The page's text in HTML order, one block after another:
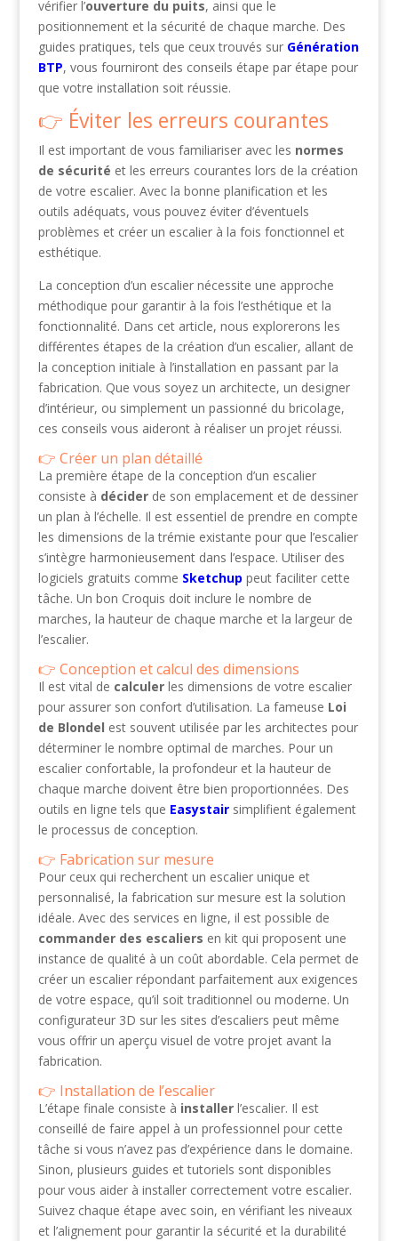
vérifier l’ouverture du puits, ainsi que le
positionnement et la sécurité de chaque marche. Des
guides pratiques, tels que ceux trouvés sur Génération
BTP, vous fourniront des conseils étape par étape pour
que votre installation soit réussie.
Éviter les erreurs courantes
Il est important de vous familiariser avec les normes
de sécurité et les erreurs courantes lors de la création
de votre escalier. Avec la bonne planification et les
outils adéquats, vous pouvez éviter d’éventuels
problèmes et créer un escalier à la fois fonctionnel et
esthétique.
La conception d’un escalier nécessite une approche
méthodique pour garantir à la fois l’esthétique et la
fonctionnalité. Dans cet article, nous explorerons les
différentes étapes de la création d’un escalier, allant de
la conception initiale à l’installation en passant par la
fabrication. Que vous soyez un architecte, un designer
d’intérieur, ou simplement un passionné du bricolage,
ces conseils vous aideront à réaliser un projet réussi.
Créer un plan détaillé
La première étape de la conception d’un escalier
consiste à déciderde son emplacement et de dessiner
un plan à l’échelle. Il est essentiel de prendre en compte
les dimensions de la trémie existante pour que l’escalier
s’intègre harmonieusement dans l’espace. Utiliser des
logiciels gratuits comme Sketchup peut faciliter cette
tâche. Un bon Croquis doit inclure le nombre de
marches, la hauteur de chaque marche et la largeur de
l’escalier.
Conception et calcul des dimensions
Il est vital de calculerles dimensions de votre escalier
pour assurer son confort d’utilisation. La fameuse Loi
de Blondel est souvent utilisée par les architectes pour
déterminer le nombre optimal de marches. Pour un
escalier confortable, la profondeur et la hauteur de
chaque marche doivent être bien proportionnées. Des
outils en ligne tels que Easystairsimplifient également
le processus de conception.
Fabrication sur mesure
Pour ceux qui recherchent un escalier unique et
personnalisé, la fabrication sur mesure est la solution
idéale. Avec des services en ligne, il est possible de
commander des escaliers en kit qui proposent une
instance de qualité à un coût abordable. Cela permet de
créer un escalier répondant parfaitement aux exigences
de votre espace, qu’il soit traditionnel ou moderne. Un
configurateur 3D sur les sites d’escaliers peut même
vous offrir un aperçu visuel de votre projet avant la
fabrication.
Installation de l’escalier
L’étape finale consiste à installerl’escalier. Il est
conseillé de faire appel à un professionnel pour cette
tâche si vous n’avez pas d’expérience dans le domaine.
Sinon, plusieurs guides et tutoriels sont disponibles
pour vous aider à installer correctement votre escalier.
Suivez chaque étape avec soin, en vérifiant les niveaux
et l’alignement pour garantir la sécurité et la durabilité